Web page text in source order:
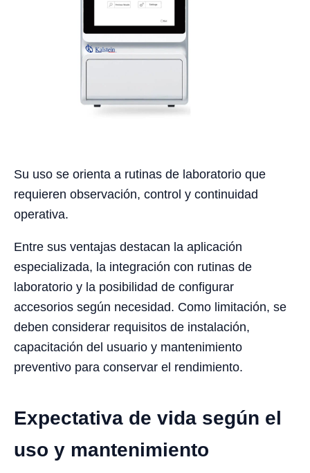
Su uso se orienta a rutinas de laboratorio que
requieren observación, control y continuidad
operativa.
Entre sus ventajas destacan la aplicación
especializada, la integración con rutinas de
laboratorio y la posibilidad de configurar
accesorios según necesidad. Como limitación, se
deben considerar requisitos de instalación,
capacitación del usuario y mantenimiento
preventivo para conservar el rendimiento.
Expectativa de vida según el
uso y mantenimiento